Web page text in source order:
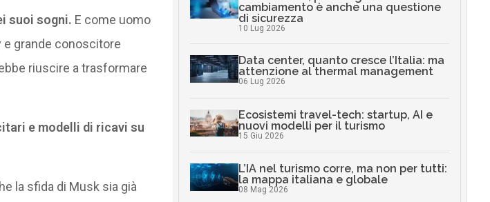
suoi sogni. E come uomo
e grande conoscitore
riuscire a trasformare
e modelli di ricavi su
la sfida di Musk sia già
cambiamento è anche una questione
di sicurezza
10 Lug 2026
Data center, quanto cresce l’Italia: ma
attenzione al thermal management
06 Lug 2026
Ecosistemi travel-tech: startup, AI e
nuovi modelli per il turismo
15 Giu 2026
L’IA nel turismo corre, ma non per tutti:
la mappa italiana e globale
08 Mag 2026